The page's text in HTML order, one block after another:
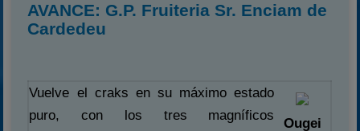
AVANCE: G.P. Fruiteria Sr. Enciam de
Cardedeu
Vuelve el craks en su máximo estado
puro, con los tres magníficos
Ougei